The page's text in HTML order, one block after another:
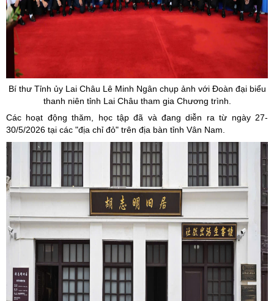
Bí thư Tỉnh ủy Lai Châu Lê Minh Ngân chụp ảnh với Đoàn đại biểu
thanh niên tỉnh Lai Châu tham gia Chương trình.
Các hoạt động thăm, học tập đã và đang diễn ra từ ngày 27-
30/5/2026 tại các "địa chỉ đỏ" trên địa bàn tỉnh Vân Nam.